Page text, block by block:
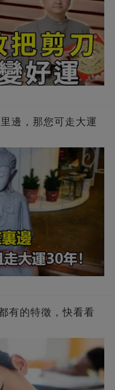
邊，那您可走大運
有的特徵，快看看